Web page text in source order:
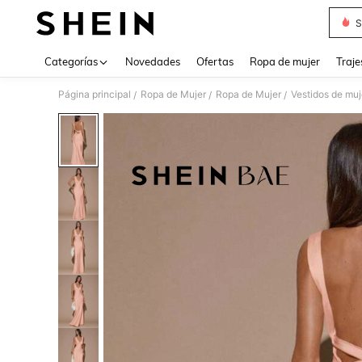
Categorías Novedades Ofertas Ropa de mujer
Página principal / Ropa de Mujer / Ropa de Mujer / Vestidos de